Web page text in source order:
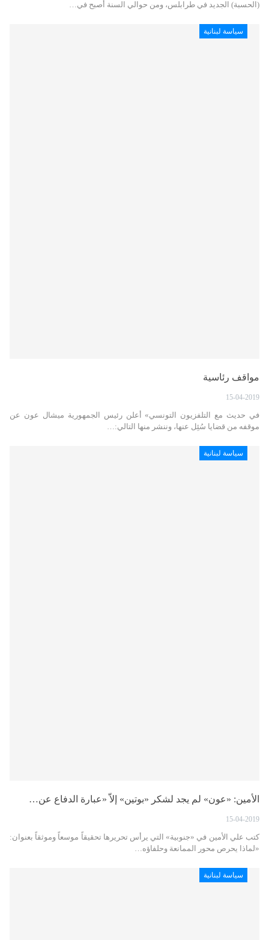
(الحسبة) الجديد في طرابلس، ومن حوالي السنة أصبح في…
سياسة لبنانية
مواقف رئاسية
15-04-2019
في حديث مع التلفزيون التونسي» أعلن رئيس الجمهورية ميشال عون عن
موقفه من قضايا سُئِل عنها، وننشر منها التالي:…
سياسة لبنانية
الأمين: «عون» لم يجد لشكر «بوتين» إلاّ «عبارة الدفاع عن…
15-04-2019
كتب علي الأمين في «جنوبية» التي يرأس تحريرها تحقيقاً موسعاً وموثقاً بعنوان:
«لماذا يحرص محور الممانعة وحلفاؤه…
سياسة لبنانية